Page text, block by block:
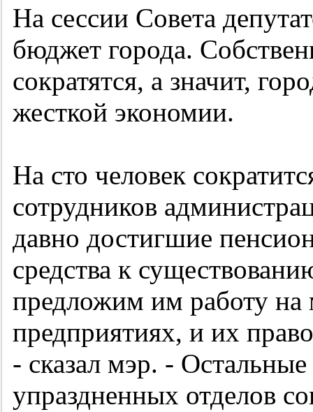
На сессии Совета
бюджет города.
сократятся, а значит,
жесткой экономии.
На сто человек
сотрудников
давно достигшие
средства к
предложим им работу
предприятиях, и их
- сказал мэр. -
упраздненных отделов